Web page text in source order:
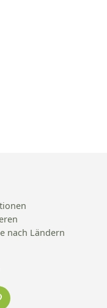
nach Ländern